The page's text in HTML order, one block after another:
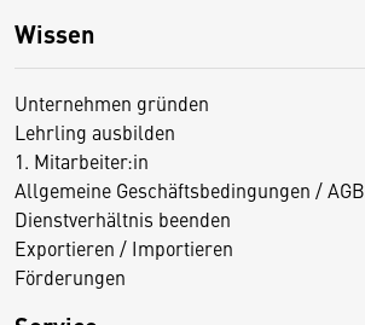
Wissen
Unternehmen gründen
Lehrling ausbilden
1. Mitarbeiter:in
Allgemeine Geschäftsbedingungen / AGB
Dienstverhältnis beenden
Exportieren / Importieren
Förderungen